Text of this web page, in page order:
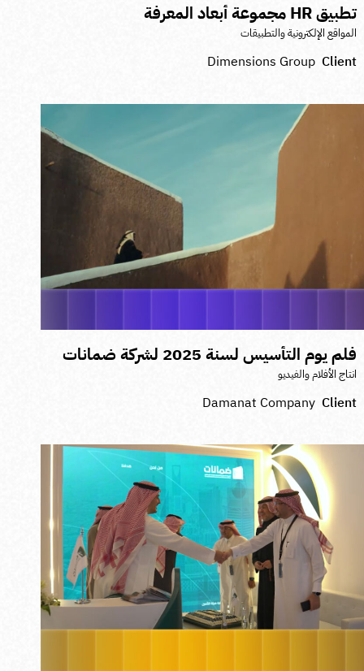
تطبيق HR مجموعة أبعاد المعرفة
المواقع الإلكترونية والتطبيقات
Client
Dimensions Group
فلم يوم التأسيس لسنة 2025 لشركة ضمانات
انتاج الأفلام والفيديو
Client
Damanat Company